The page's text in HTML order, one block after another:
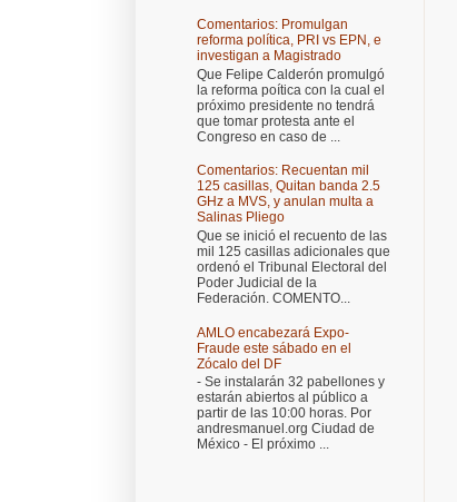
Comentarios: Promulgan
reforma política, PRI vs EPN, e
investigan a Magistrado
Que Felipe Calderón promulgó
la reforma poítica con la cual el
próximo presidente no tendrá
que tomar protesta ante el
Congreso en caso de ...
Comentarios: Recuentan mil
125 casillas, Quitan banda 2.5
GHz a MVS, y anulan multa a
Salinas Pliego
Que se inició el recuento de las
mil 125 casillas adicionales que
ordenó el Tribunal Electoral del
Poder Judicial de la
Federación. COMENTO...
AMLO encabezará Expo-
Fraude este sábado en el
Zócalo del DF
- Se instalarán 32 pabellones y
estarán abiertos al público a
partir de las 10:00 horas. Por
andresmanuel.org Ciudad de
México - El próximo ...